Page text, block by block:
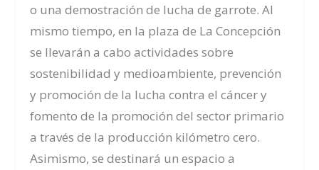
o una demostración de lucha de garrote. Al
mismo tiempo, en la plaza de La Concepción
se llevarán a cabo actividades sobre
sostenibilidad y medioambiente, prevención
y promoción de la lucha contra el cáncer y
fomento de la promoción del sector primario
a través de la producción kilómetro cero.
Asimismo, se destinará un espacio a